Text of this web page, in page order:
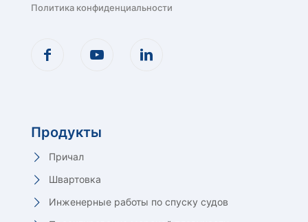
Политика конфиденциальности
Продукты
Причал
Швартовка
Инженерные работы по спуску судов